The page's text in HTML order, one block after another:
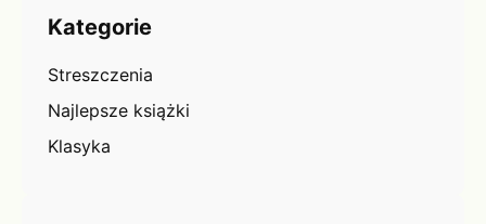
Kategorie
Streszczenia
Najlepsze książki
Klasyka